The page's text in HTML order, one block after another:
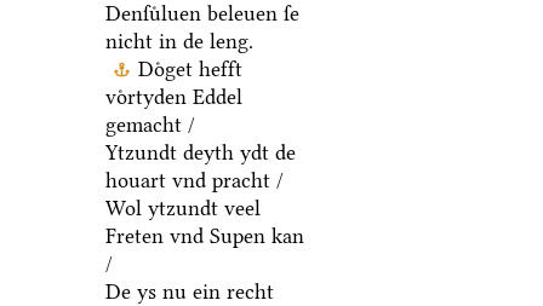
Denſuͤluen beleuen ſe
nicht in de leng.
Doͤget hefft
voͤrtyden Eddel
gemacht /
Ytzundt deyth ydt de
houart vnd pracht /
Wol ytzundt veel
Freten vnd Supen kan
/
De ys nu ein recht